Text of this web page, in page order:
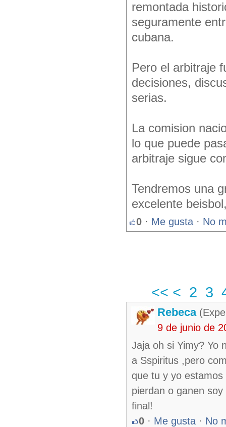
remontada
seguramente
cubana.
Pero el arbitraje
decisiones,
serias.
La comision
lo que puede
arbitraje sigue
Tendremos una
excelente
0 · Me gusta · No
<< < 2 3
Rebeca
9 de junio de
Jaja oh si Yimy? Yo
a Sspiritus ,pero
que tu y yo
pierdan o ganen
final!
0 · Me gusta · No